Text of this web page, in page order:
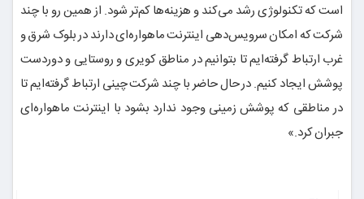
است که تکنولوژی رشد می‌کند و هزینه‌ها کم‌تر شود. از همین رو با چند
شرکت که امکان سرویس‌دهی اینترنت ماهواره‌ای دارند در بلوک شرق و
غرب ارتباط گرفته‌ایم تا بتوانیم در مناطق کویری و روستایی و دوردست
پوشش ایجاد کنیم. در حال حاضر با چند شرکت چینی ارتباط گرفته‌ایم تا
در مناطقی که پوشش زمینی وجود ندارد بشود با اینترنت ماهواره‌ای
جبران کرد.»